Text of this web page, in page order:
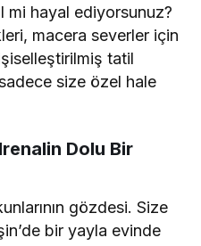
hayal ediyorsunuz?
macera severler için
tatil
size özel hale
Dolu Bir
gözdesi. Size
bir yayla evinde